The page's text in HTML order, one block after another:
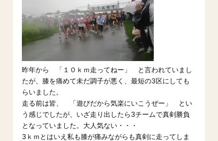
昨年から 「１０ｋｍ走ってねー」 と言われていまし
たが、膝を痛めて未だ調子が悪く、最短の3区にしても
らいました。
走る前は皆、 「遊びだから気楽にいこうぜー」 とい
う感じでしたが、いざ走り出したら3チームで真剣勝負
となっていました。大人気ない・・・
3ｋｍとはいえ私も膝が痛みながらも真剣に走ってしま